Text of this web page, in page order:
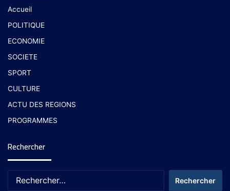
Accueil
POLITIQUE
ECONOMIE
SOCIETE
SPORT
CULTURE
ACTU DES REGIONS
PROGRAMMES
Rechercher